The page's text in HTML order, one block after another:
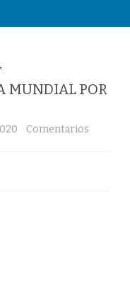
MUNDIAL POR
Comentarios